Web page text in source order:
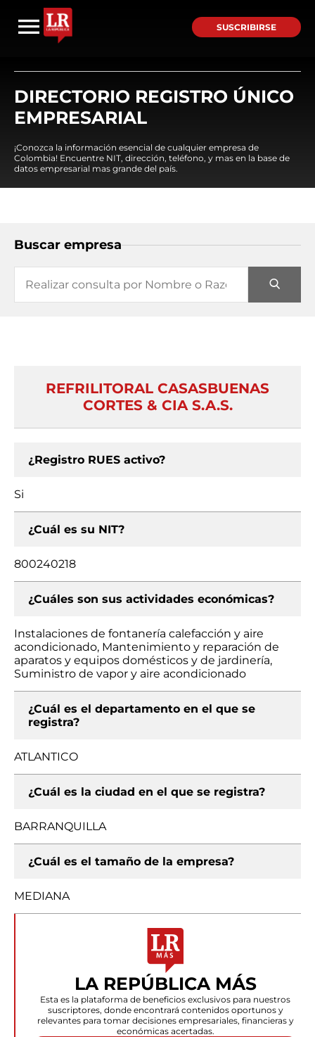
SUSCRIBIRSE
DIRECTORIO REGISTRO ÚNICO
EMPRESARIAL
¡Conozca la información esencial de cualquier empresa de
Colombia! Encuentre NIT, dirección, teléfono, y mas en la base de
datos empresarial mas grande del país.
Buscar empresa
REFRILITORAL CASASBUENAS
CORTES & CIA S.A.S.
¿Registro RUES activo?
Si
¿Cuál es su NIT?
800240218
¿Cuáles son sus actividades económicas?
Instalaciones de fontanería calefacción y aire
acondicionado, Mantenimiento y reparación de
aparatos y equipos domésticos y de jardinería,
Suministro de vapor y aire acondicionado
¿Cuál es el departamento en el que se
registra?
ATLANTICO
¿Cuál es la ciudad en el que se registra?
BARRANQUILLA
¿Cuál es el tamaño de la empresa?
MEDIANA
LA REPÚBLICA MÁS
Esta es la plataforma de beneficios exclusivos para nuestros
suscriptores, donde encontrará contenidos oportunos y
relevantes para tomar decisiones empresariales, financieras y
económicas acertadas.